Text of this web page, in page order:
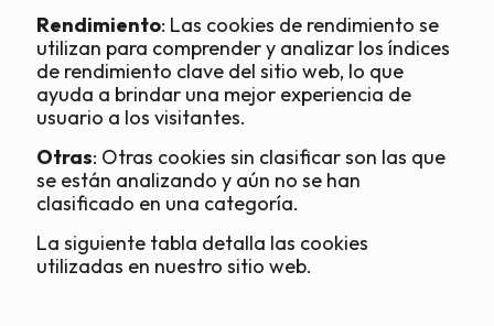
Rendimiento: Las cookies de rendimiento se
utilizan para comprender y analizar los índices
de rendimiento clave del sitio web, lo que
ayuda a brindar una mejor experiencia de
usuario a los visitantes.
Otras: Otras cookies sin clasificar son las que
se están analizando y aún no se han
clasificado en una categoría.
La siguiente tabla detalla las cookies
utilizadas en nuestro sitio web.